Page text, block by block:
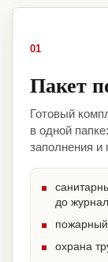
01
Пакет
Готовый
в одной
заполнения и
до
охрана